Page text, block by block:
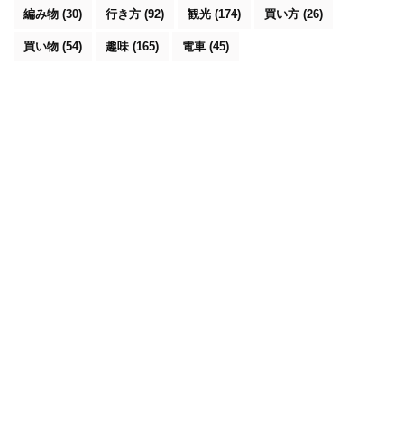
編み物 (30) 行き方 (92) 観光 (174) 買い方 (26)
買い物 (54) 趣味(165) 電車 (45)